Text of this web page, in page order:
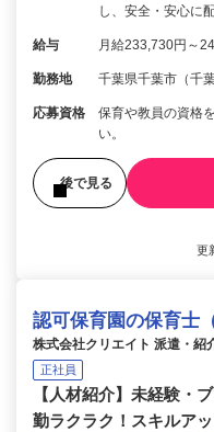
し、安全・安心に
給与 月給233,730円～
勤務地 千葉県千葉市（千
応募資格
保育や教員の資格
い。
後で見る
更
認可保育園の保育士
株式会社クリエイト 派遣・紹
正社員
【人材紹介】未経験・
勤ラクラク！スキルア